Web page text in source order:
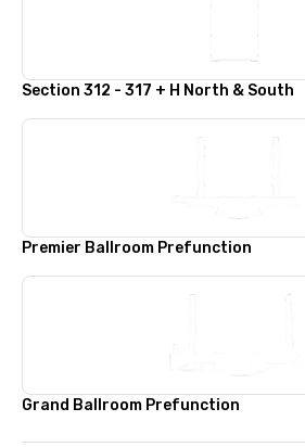
Section 312 - 317 + H North & South
Premier Ballroom Prefunction
Grand Ballroom Prefunction